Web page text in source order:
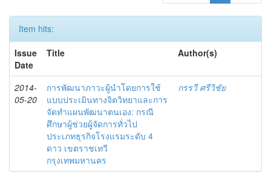
Item hits:
Issue
Date
Title Author(s)
2014-
05-20
การพัฒนาภาวะผู้นำโดยการใช้
แบบประเมินทางจิตวิทยาและการ
จัดทำแผนพัฒนาตนเอง: กรณี
ศึกษาผู้ช่วยผู้จัดการทั่วไป
ประเภทธุรกิจโรงแรมระดับ 4
ดาว เขตราชเทวี
กรุงเทพมหานคร
กรรวี ศรีวิชัย